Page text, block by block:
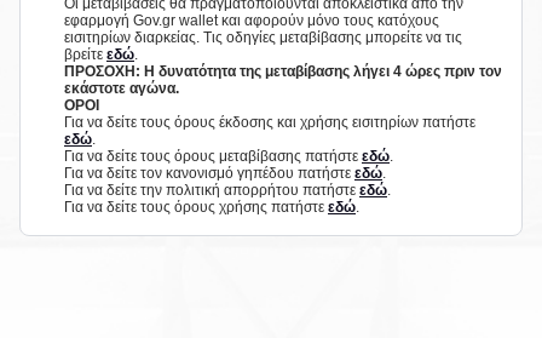
Οι μεταβιβάσεις θα πραγματοποιούνται αποκλειστικά από την
εφαρμογή Gov.gr wallet και αφορούν μόνο τους κατόχους
εισιτηρίων διαρκείας. Τις οδηγίες μεταβίβασης μπορείτε να τις
βρείτε εδώ.
ΠΡΟΣΟΧΗ: Η δυνατότητα της μεταβίβασης λήγει 4 ώρες πριν τον
εκάστοτε αγώνα.
ΟΡΟΙ
Για να δείτε τους όρους έκδοσης και χρήσης εισιτηρίων πατήστε
εδώ.
Για να δείτε τους όρους μεταβίβασης πατήστε εδώ.
Για να δείτε τον κανονισμό γηπέδου πατήστε εδώ.
Για να δείτε την πολιτική απορρήτου πατήστε εδώ.
Για να δείτε τους όρους χρήσης πατήστε εδώ.